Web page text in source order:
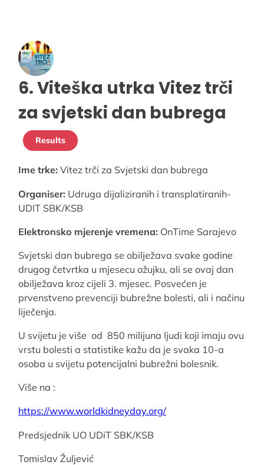
6. Viteška utrka Vitez trči
za svjetski dan bubrega
Results
Ime trke: Vitez trči za Svjetski dan bubrega
Organiser: Udruga dijaliziranih i transplatiranih-
UDIT SBK/KSB
Elektronsko mjerenje vremena: OnTime Sarajevo
Svjetski dan bubrega se obilježava svake godine
drugog četvrtka u mjesecu ožujku, ali se ovaj dan
obilježava kroz cijeli 3. mjesec. Posvećen je
prvenstveno prevenciji bubrežne bolesti, ali i načinu
liječenja.
U svijetu je više od 850 milijuna ljudi koji imaju ovu
vrstu bolesti a statistike kažu da je svaka 10-a
osoba u svijetu potencijalni bubrežni bolesnik.
Više na :
https://www.worldkidneyday.org/
Predsjednik UO UDiT SBK/KSB
Tomislav Žuljević